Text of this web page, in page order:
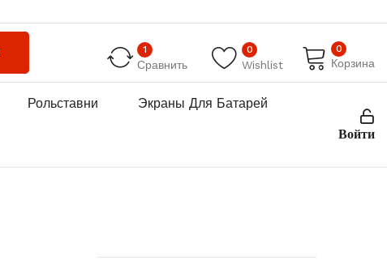
1
Сравнить
0
Wishlist
0
Корзина
Рольставни Экраны Для Батарей
Войти